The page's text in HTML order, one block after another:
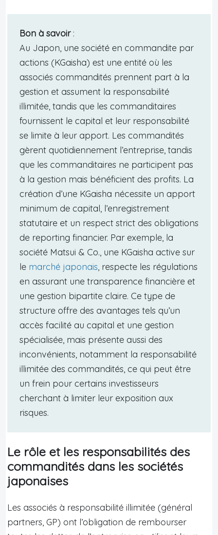
Bon à savoir:
Au Japon, une société en commandite par
actions (KGaisha) est une entité où les
associés commandités prennent part à la
gestion et assument la responsabilité
illimitée, tandis que les commanditaires
fournissent le capital et leur responsabilité
se limite à leur apport. Les commandités
gèrent quotidiennement l’entreprise, tandis
que les commanditaires ne participent pas
à la gestion mais bénéficient des profits. La
création d’une KGaisha nécessite un apport
minimum de capital, l’enregistrement
statutaire et un respect strict des obligations
de reporting financier. Par exemple, la
société Matsui & Co., une KGaisha active sur
le marché japonais, respecte les régulations
en assurant une transparence financière et
une gestion bipartite claire. Ce type de
structure offre des avantages tels qu’un
accès facilité au capital et une gestion
spécialisée, mais présente aussi des
inconvénients, notamment la responsabilité
illimitée des commandités, ce qui peut être
un frein pour certains investisseurs
cherchant à limiter leur exposition aux
risques.
Le rôle et les responsabilités des
commandités dans les sociétés
japonaises
Les associés à responsabilité illimitée (général
partners, GP) ont l’obligation de rembourser